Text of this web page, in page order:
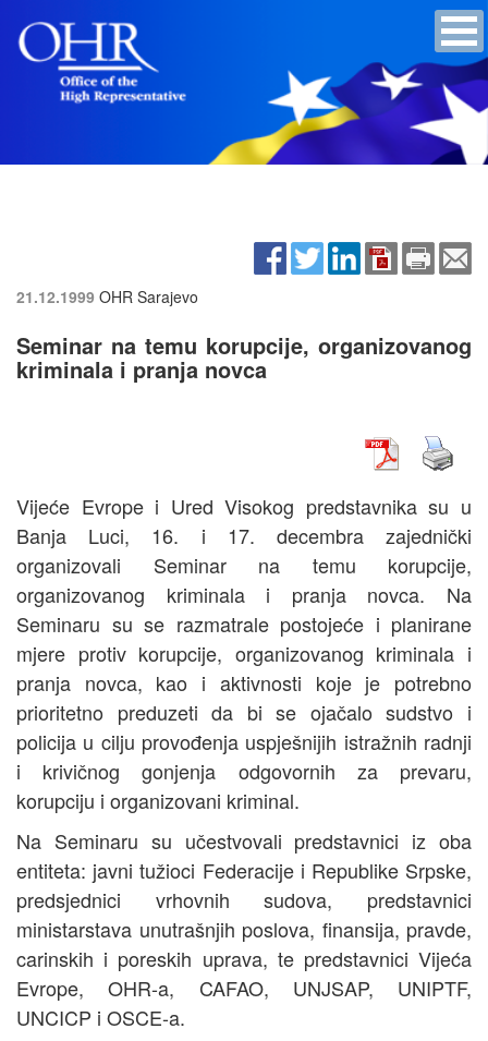
21.12.1999 OHR Sarajevo
Seminar na temu korupcije, organizovanog
kriminala i pranja novca
Vijeće Evrope i Ured Visokog predstavnika su u
Banja Luci, 16. i 17. decembra zajednički
organizovali Seminar na temu korupcije,
organizovanog kriminala i pranja novca. Na
Seminaru su se razmatrale postojeće i planirane
mjere protiv korupcije, organizovanog kriminala i
pranja novca, kao i aktivnosti koje je potrebno
prioritetno preduzeti da bi se ojačalo sudstvo i
policija u cilju provođenja uspješnijih istražnih radnji
i krivičnog gonjenja odgovornih za prevaru,
korupciju i organizovani kriminal.
Na Seminaru su učestvovali predstavnici iz oba
entiteta: javni tužioci Federacije i Republike Srpske,
predsjednici vrhovnih sudova, predstavnici
ministarstava unutrašnjih poslova, finansija, pravde,
carinskih i poreskih uprava, te predstavnici Vijeća
Evrope, OHR-a, CAFAO, UNJSAP, UNIPTF,
UNCICP i OSCE-a.